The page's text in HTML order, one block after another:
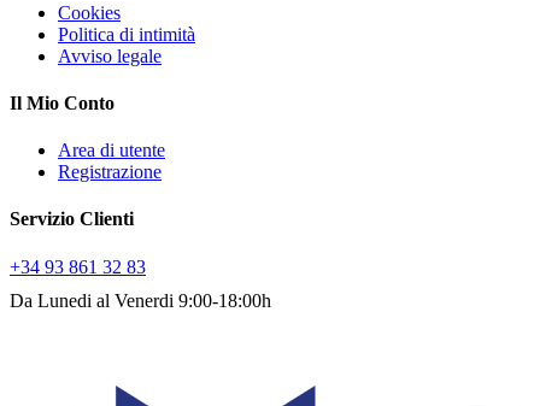
Cookies
Politica di intimità
Avviso legale
Il Mio Conto
Area di utente
Registrazione
Servizio Clienti
+34 93 861 32 83
Da Lunedi al Venerdi 9:00-18:00h